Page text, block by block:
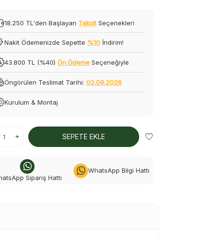
18.250 TL'den Başlayan Taksit Seçenekleri
Nakit Ödemenizde Sepette %10 İndirim!
43.800 TL (%40)Ön Ödeme Seçeneğiyle
Öngörülen Teslimat Tarihi:02.09.2026
Kurulum & Montaj
SEPETE EKLE
Sipariş Hattı
WhatsApp Bilgi Hattı